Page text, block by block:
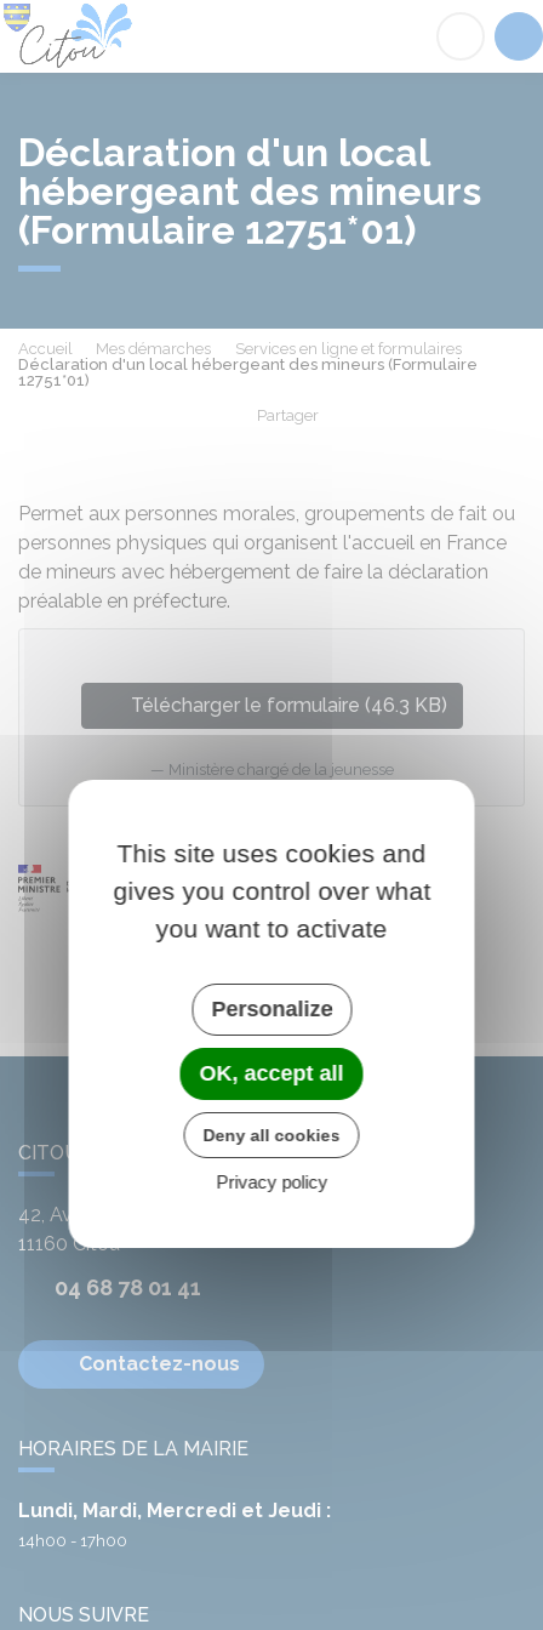
Déclaration d'un local
hébergeant des mineurs
(Formulaire 12751*01)
Accueil Mes démarches
Services en ligne et formulaires
Déclaration d'un local hébergeant des mineurs (Formulaire
12751*01)
Partager
Permet aux personnes morales, groupements de fait ou
personnes physiques qui organisent l'accueil en France
de mineurs avec hébergement de faire la déclaration
préalable en préfecture.
Télécharger le formulaire (46.3 KB)
Ministère chargé de la jeunesse
CITOU
42, Avenue de l'Argent-Double
11160Citou
04 68 78 01 41
Contactez-nous
HORAIRES DE LA MAIRIE
Lundi, Mardi, Mercredi et Jeudi :
14h00 - 17h00
NOUS SUIVRE
This site uses cookies and
gives you control over what
you want to activate
Personalize
OK, accept all
Deny all cookies
Privacy policy